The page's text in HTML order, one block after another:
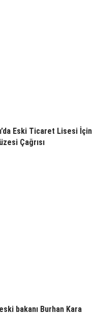
Eski Ticaret Lisesi İçin
Çağrısı
bakanı Burhan Kara